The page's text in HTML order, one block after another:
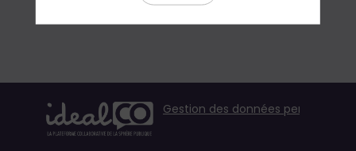
Gestion des données personnelles